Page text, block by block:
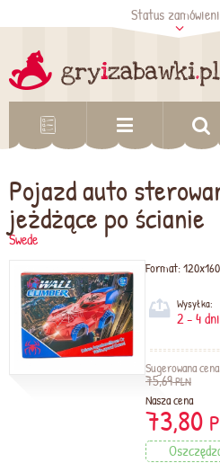
Sprawdź
zamówienia
Status
Pojazd auto
jeżdżące po ścianie
Swede
Format:
Wysyłka:
2 - 4
Sugerowana cena
75,69PLN
Nasza cena
73,80